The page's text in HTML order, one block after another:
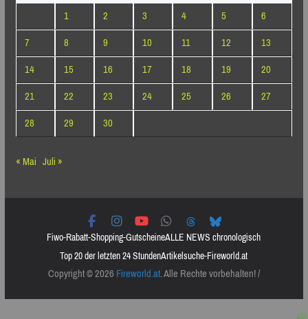
1
2 3 4 5
6
7
8 9 10 11 12
13
14
15 16 17 18 19
20
21
22 23 24 25 26
27
28
29
30
« Mai Juli »
Fiwo-Rabatt-Shopping-GutscheineALLE NEWS chronologisch
Top 20 der letzten 24 StundenArtikelsuche-Fireworld.at
Copyright © 2026Fireworld.at. Alle Rechte vorbehalten! /